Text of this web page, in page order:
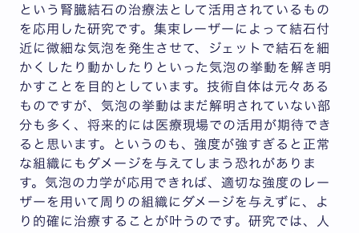
という腎臓結石の治療法として活用されているもの
を応用した研究です。集束レーザーによって結石付
近に微細な気泡を発生させて、ジェットで結石を細
かくしたり動かしたりといった気泡の挙動を解き明
かすことを目的としています。技術自体は元々ある
ものですが、気泡の挙動はまだ解明されていない部
分も多く、将来的には医療現場での活用が期待でき
ると思います。というのも、強度が強すぎると正常
な組織にもダメージを与えてしまう恐れがありま
す。気泡の力学が応用できれば、適切な強度のレー
ザーを用いて周りの組織にダメージを与えずに、よ
り的確に治療することが叶うのです。研究では、人